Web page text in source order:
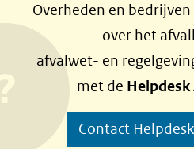
l
e
n
o
p
F
l
e
n
o
p
L
Overheden en
over het
afvalwet- en
met de
Contact